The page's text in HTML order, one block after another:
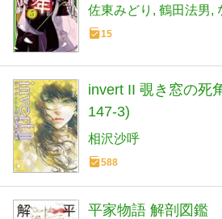
佐東みどり 鶴田法男
15
invert II 覗き窓の死
147-3)
相沢沙呼
588
平家物語 解剖図鑑